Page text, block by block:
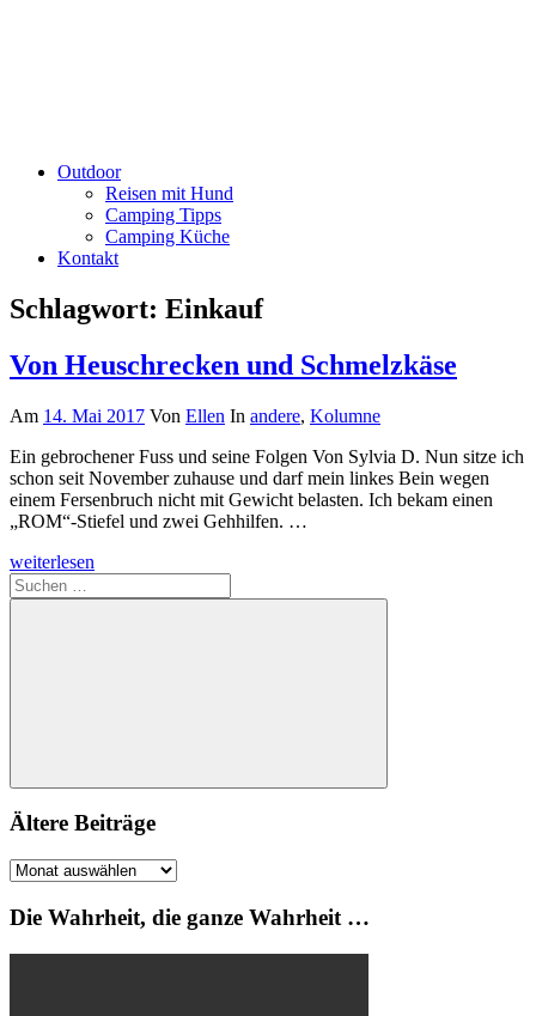
Outdoor
Reisen mit Hund
Camping Tipps
Camping Küche
Kontakt
Schlagwort: Einkauf
Von Heuschrecken und Schmelzkäse
Am 14. Mai 2017 Von Ellen In andere, Kolumne
Ein gebrochener Fuss und seine Folgen Von Sylvia D. Nun sitze ich
schon seit November zuhause und darf mein linkes Bein wegen
einem Fersenbruch nicht mit Gewicht belasten. Ich bekam einen
„ROM“-Stiefel und zwei Gehhilfen. …
weiterlesen
Suchen
nach:
Suchen
Ältere Beiträge
Ältere
Die Wahrheit, die ganze Wahrheit …